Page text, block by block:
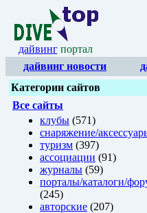
дайвинг портал
дайвинг новости
Категории сайтов
Все сайты
клубы (571)
снаряжение/
туризм (397)
ассоциации (91)
журналы (59)
порталы/каталоги/
(245)
авторские (207)